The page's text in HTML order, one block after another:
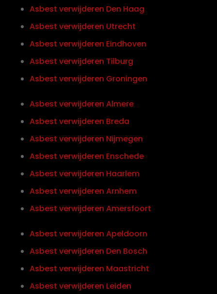
Asbest verwijderen Den Haag
Asbest verwijderen Utrecht
Asbest verwijderen Eindhoven
Asbest verwijderen Tilburg
Asbest verwijderen Groningen
Asbest verwijderen Almere
Asbest verwijderen Breda
Asbest verwijderen Nijmegen
Asbest verwijderen Enschede
Asbest verwijderen Haarlem
Asbest verwijderen Arnhem
Asbest verwijderen Amersfoort
Asbest verwijderen Apeldoorn
Asbest verwijderen Den Bosch
Asbest verwijderen Maastricht
Asbest verwijderen Leiden